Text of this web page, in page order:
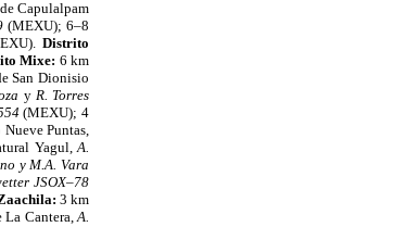
Capulalpam
(MEXU); 6–8
Distrito
Mixe: 6 km
San Dionisio
y R. Torres
(MEXU); 4
Puntas,
Yagul,A.
y M.A. Vara
JSOX–78
3 km
La Cantera,A.